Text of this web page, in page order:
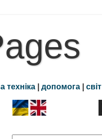
техніка | допомога | світ